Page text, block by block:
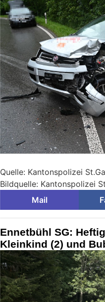
Quelle: Kantonspolizei
Bildquelle: Kantonspolizei
Mail
Ennetbühl SG:
Kleinkind (2) und